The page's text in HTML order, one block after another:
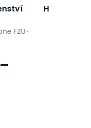
Hudební
FZU-